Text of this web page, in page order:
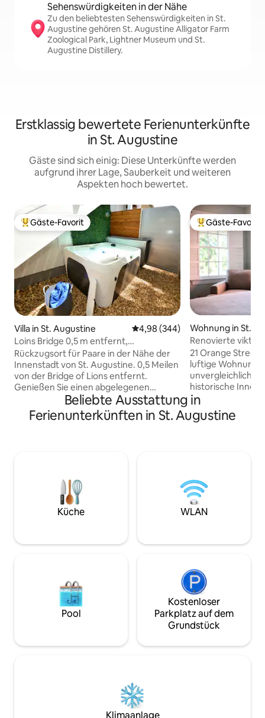
Sehenswürdigkeiten in der Nähe
Zu den beliebtesten Sehenswürdigkeiten in St.
Augustine gehören St. Augustine Alligator Farm
Zoological Park, Lightner Museum und St.
Augustine Distillery.
Erstklassig bewertete Ferienunterkünfte
in St. Augustine
Gäste sind sich einig: Diese Unterkünfte werden
aufgrund ihrer Lage, Sauberkeit und weiteren
Aspekten hoch bewertet.
Beliebter Gäste-Favorit.
Gäste-Favorit
Villa in St. Augustine Durchschnittliche Bewertung:
4,98 (344)
Loins Bridge 0,5 m entfernt,
2 Schlafzimmer, privater Whirlpool
Rückzugsort für Paare in der Nähe der
Innenstadt von St. Augustine. 0,5 Meilen
von der Bridge of Lions entfernt.
Genießen Sie einen abgelegenen
Innenhof, einen entspannenden
Wasserbrunnen und einen neuen
Whirlpool für 4 Personen. Entspanne
Straße sind inbegriffen. Restaurants,
Bars, Coffeeshops und lokale Favoriten
sind nur wenige Schritte entfernt.
Perfekt für einen romantischen
Besondere Wünsche und Unterkünfte
Beliebter Gäste-
Gäste-Favorit
Wohnung in St.
Renovierte
Herzen der
21 Orange Street
luftige Wohnung
historische
Augustine und
Charme der
renovierten Haus
Restaurants und
entfernt. Wenn
entspanntere
Veranda lieben,
Beliebte Ausstattung in
Ferienunterkünften in St. Augustine
Küche WLAN
Pool
Kostenloser
Parkplatz auf dem
Grundstück
Klimaanlage